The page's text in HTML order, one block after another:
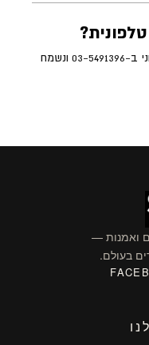
כן, בכל שלב ניתן ליצור איתנו קשר טלפוני ב-03-5491396 ונשמח
ואמנות —
בעולם.